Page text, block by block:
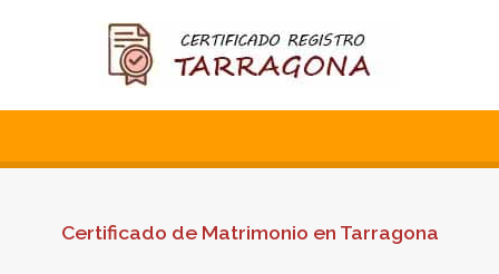
Certificado de Matrimonio en Tarragona